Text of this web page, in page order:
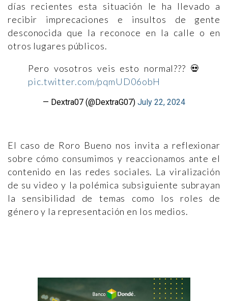
días recientes esta situación le ha llevado a
recibir imprecaciones e insultos de gente
desconocida que la reconoce en la calle o en
otros lugares públicos.
Pero vosotros veis esto normal??? 💀
pic.twitter.com/pqmUD06obH
— Dextra07 (@DextraG07) July 22, 2024
El caso de Roro Bueno nos invita a reflexionar
sobre cómo consumimos y reaccionamos ante el
contenido en las redes sociales. La viralización
de su video y la polémica subsiguiente subrayan
la sensibilidad de temas como los roles de
género y la representación en los medios.